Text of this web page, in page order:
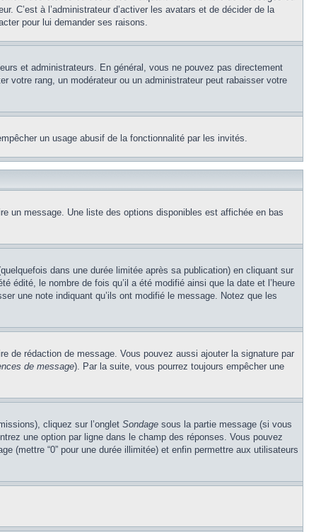
C’est à l’administrateur d’activer les avatars et de décider de la
pour lui demander ses raisons.
et administrateurs. En général, vous ne pouvez pas directement
votre rang, un modérateur ou un administrateur peut rabaisser votre
un usage abusif de la fonctionnalité par les invités.
un message. Une liste des options disponibles est affichée en bas
dans une durée limitée après sa publication) en cliquant sur
édité, le nombre de fois qu’il a été modifié ainsi que la date et l’heure
une note indiquant qu’ils ont modifié le message. Notez que les
de rédaction de message. Vous pouvez aussi ajouter la signature par
de message). Par la suite, vous pourrez toujours empêcher une
cliquez sur l’onglet Sondage sous la partie message (si vous
une option par ligne dans le champ des réponses. Vous pouvez
(mettre “0” pour une durée illimitée) et enfin permettre aux utilisateurs